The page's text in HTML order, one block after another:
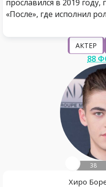
прославился в 2019
«После», где исполнил
АКТЕР
88
38
Хиро